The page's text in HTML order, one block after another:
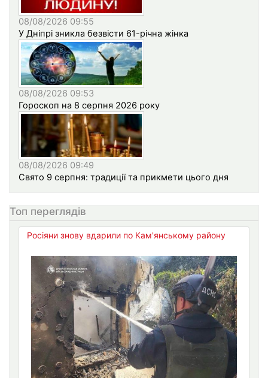
08/08/2026 09:55
У Дніпрі зникла безвісти 61-річна жінка
08/08/2026 09:53
Гороскоп на 8 серпня 2026 року
08/08/2026 09:49
Свято 9 серпня: традиції та прикмети цього дня
Топ переглядів
Росіяни знову вдарили по Кам'янському району